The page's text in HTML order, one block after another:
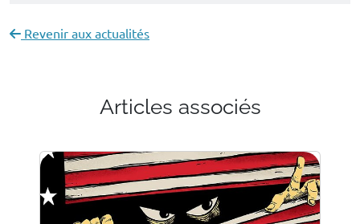
Revenir aux actualités
Articles associés